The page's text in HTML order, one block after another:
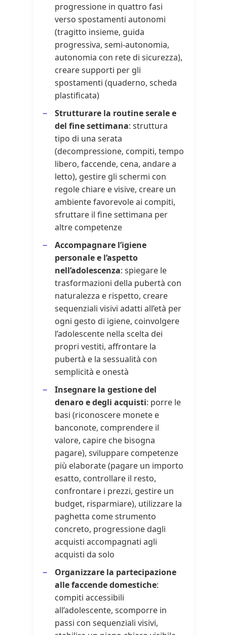
progressione in quattro fasi
verso spostamenti autonomi
(tragitto insieme, guida
progressiva, semi-autonomia,
autonomia con rete di sicurezza),
creare supporti per gli
spostamenti (quaderno, scheda
plastificata)
Strutturare la routine serale e
del fine settimana: struttura
tipo di una serata
(decompressione, compiti, tempo
libero, faccende, cena, andare a
letto), gestire gli schermi con
regole chiare e visive, creare un
ambiente favorevole ai compiti,
sfruttare il fine settimana per
altre competenze
Accompagnare l’igiene
personale e l’aspetto
nell’adolescenza: spiegare le
trasformazioni della pubertà con
naturalezza e rispetto, creare
sequenziali visivi adatti all’età per
ogni gesto di igiene, coinvolgere
l’adolescente nella scelta dei
propri vestiti, affrontare la
pubertà e la sessualità con
semplicità e onestà
Insegnare la gestione del
denaro e degli acquisti: porre le
basi (riconoscere monete e
banconote, comprendere il
valore, capire che bisogna
pagare), sviluppare competenze
più elaborate (pagare un importo
esatto, controllare il resto,
confrontare i prezzi, gestire un
budget, risparmiare), utilizzare la
paghetta come strumento
concreto, progressione dagli
acquisti accompagnati agli
acquisti da solo
Organizzare la partecipazione
alle faccende domestiche:
compiti accessibili
all’adolescente, scomporre in
passi con sequenziali visivi,